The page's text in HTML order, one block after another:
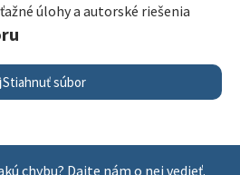
úlohy a autorské riešenia
Stiahnuť súbor
chybu? Dajte nám o nej vedieť.